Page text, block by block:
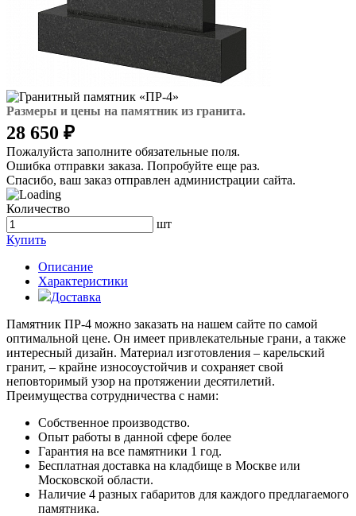
Размеры и цены на памятник из гранита.
28 650 ₽
Пожалуйста заполните обязательные поля.
Ошибка отправки заказа. Попробуйте еще раз.
Спасибо, ваш заказ отправлен администрации сайта.
Количество
шт
Купить
Описание
Характеристики
Доставка
Памятник ПР-4 можно заказать на нашем сайте по самой
оптимальной цене. Он имеет привлекательные грани, а также
интересный дизайн. Материал изготовления – карельский
гранит, – крайне износоустойчив и сохраняет свой
неповторимый узор на протяжении десятилетий.
Преимущества сотрудничества с нами:
Собственное производство.
Опыт работы в данной сфере более
Гарантия на все памятники 1 год.
Бесплатная доставка на кладбище в Москве или
Московской области.
Наличие 4 разных габаритов для каждого предлагаемого
памятника.